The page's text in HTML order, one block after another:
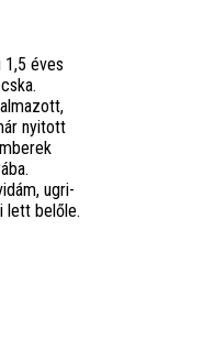
1,5 éves
nyitott
ugri-
lett belőle.